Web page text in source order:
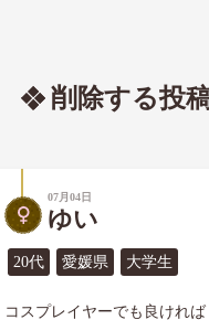
削除する投
07月04日
ゆい
20代 愛媛県 大学生
コスプレイヤーでも良ければ